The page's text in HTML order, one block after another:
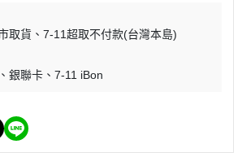
取貨
7-11超取不付款(台灣本島)
銀聯卡 7-11 iBon